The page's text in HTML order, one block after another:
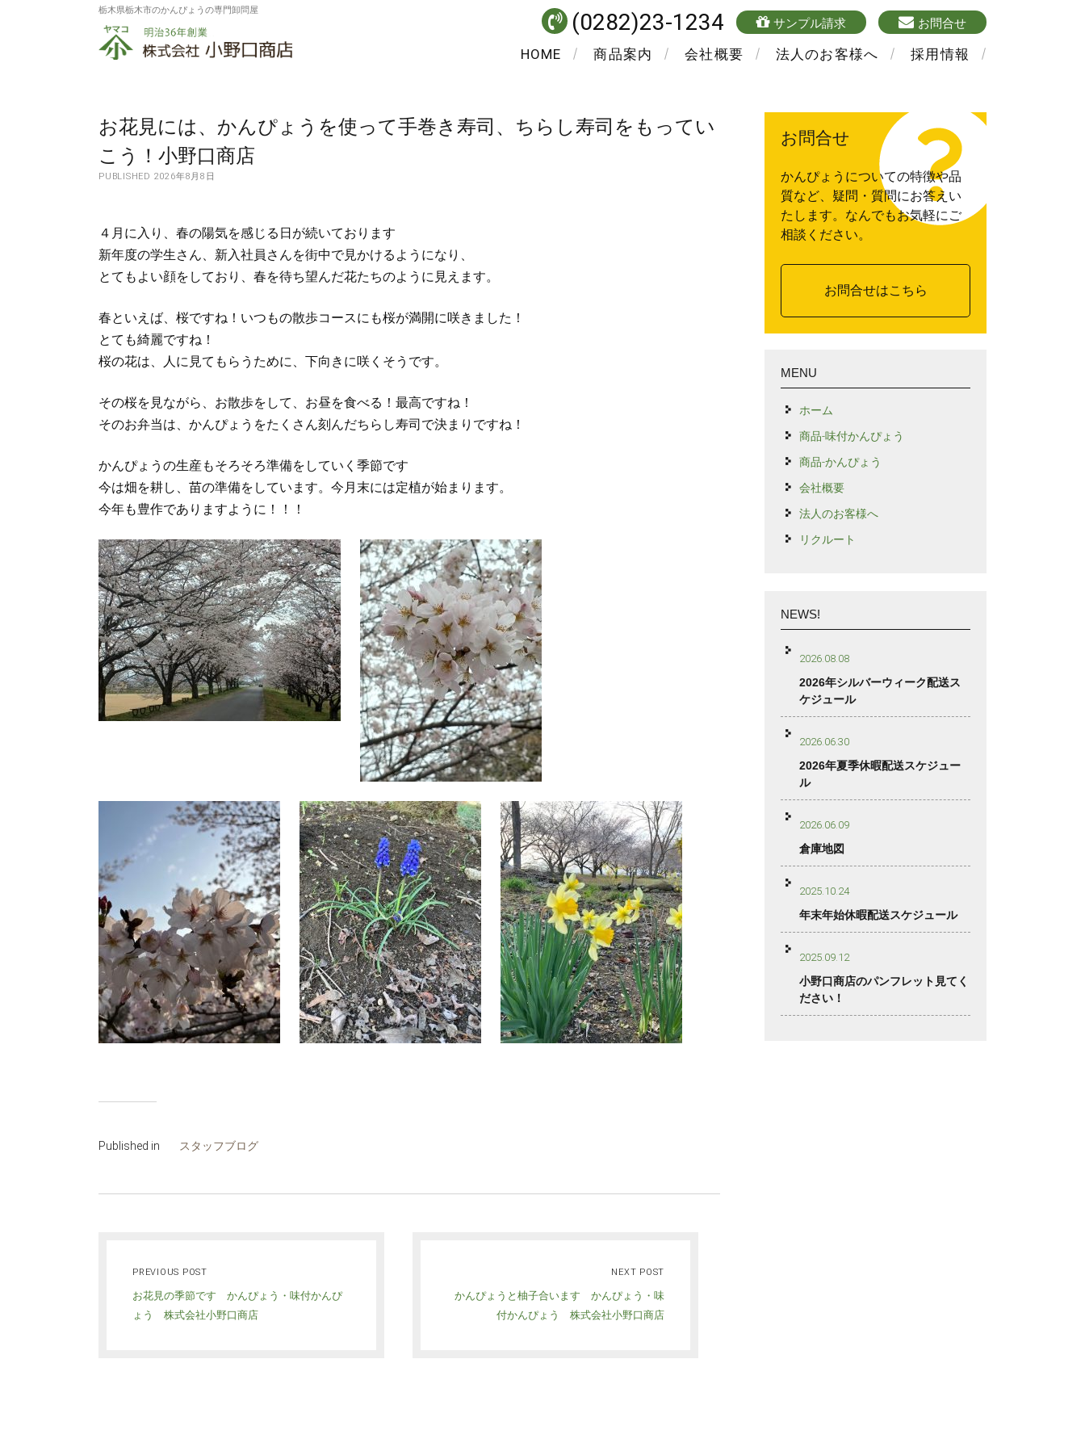
栃木県栃木市のかんぴょうの専門卸問屋
株
社
小
野
商
店
HOME 商品案内 会社概要 法人のお客様へ 採用情報
(0282)23-1234 sample
サンプル請求 mailform
お問合せ
お花見には、かんぴょうを使って手巻き寿司、ちらし寿司をもってい
こう！小野口商店
PUBLISHED 2026年8月8日
４月に入り、春の陽気を感じる日が続いております
新年度の学生さん、新入社員さんを街中で見かけるようになり、
とてもよい顔をしており、春を待ち望んだ花たちのように見えます。
春といえば、桜ですね！いつもの散歩コースにも桜が満開に咲きました！
とても綺麗ですね！
桜の花は、人に見てもらうために、下向きに咲くそうです。
その桜を見ながら、お散歩をして、お昼を食べる！最高ですね！
そのお弁当は、かんぴょうをたくさん刻んだちらし寿司で決まりですね！
かんぴょうの生産もそろそろ準備をしていく季節です
今は畑を耕し、苗の準備をしています。今月末には定植が始まります。
今年も豊作でありますように！！！
Published in スタッフブログ
PREVIOUS POST
お花見の季節です かんぴょう・味付かんぴ
ょう 株式会社小野口商店
NEXT POST
かんぴょうと柚子合います かんぴょう・味
付かんぴょう 株式会社小野口商店
お問合せ
かんぴょうについての特徴や品
質など、疑問・質問にお答えい
たします。なんでもお気軽にご
相談ください。
お問合せはこちら
MENU
ホーム
商品-味付かんぴょう
商品-かんぴょう
会社概要
法人のお客様へ
リクルート
NEWS!
2026.08.08
2026年シルバーウィーク配送ス
ケジュール
2026.06.30
2026年夏季休暇配送スケジュー
ル
2026.06.09
倉庫地図
2025.10.24
年末年始休暇配送スケジュール
2025.09.12
小野口商店のパンフレット見てく
ださい！